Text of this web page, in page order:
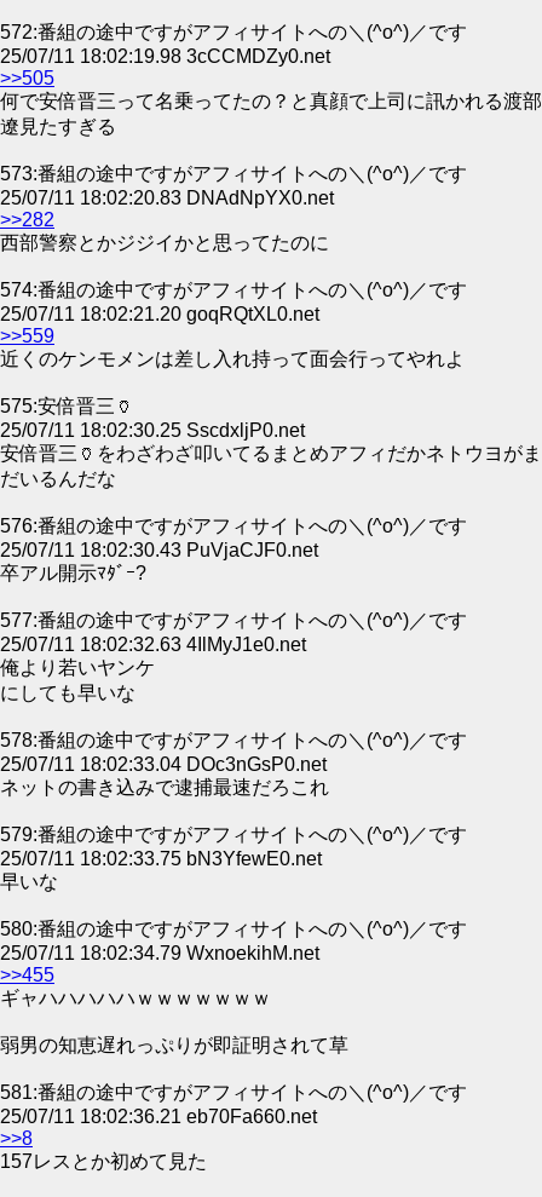
572:番組の途中ですがアフィサイトへの＼(^o^)／です
25/07/11 18:02:19.98 3cCCMDZy0.net
>>505
何で安倍晋三って名乗ってたの？と真顔で上司に訊かれる渡部
遼見たすぎる
573:番組の途中ですがアフィサイトへの＼(^o^)／です
25/07/11 18:02:20.83 DNAdNpYX0.net
>>282
西部警察とかジジイかと思ってたのに
574:番組の途中ですがアフィサイトへの＼(^o^)／です
25/07/11 18:02:21.20 goqRQtXL0.net
>>559
近くのケンモメンは差し入れ持って面会行ってやれよ
575:安倍晋三🏺
25/07/11 18:02:30.25 SscdxljP0.net
安倍晋三🏺をわざわざ叩いてるまとめアフィだかネトウヨがま
だいるんだな
576:番組の途中ですがアフィサイトへの＼(^o^)／です
25/07/11 18:02:30.43 PuVjaCJF0.net
卒アル開示ﾏﾀﾞｰ?
577:番組の途中ですがアフィサイトへの＼(^o^)／です
25/07/11 18:02:32.63 4IlMyJ1e0.net
俺より若いヤンケ
にしても早いな
578:番組の途中ですがアフィサイトへの＼(^o^)／です
25/07/11 18:02:33.04 DOc3nGsP0.net
ネットの書き込みで逮捕最速だろこれ
579:番組の途中ですがアフィサイトへの＼(^o^)／です
25/07/11 18:02:33.75 bN3YfewE0.net
早いな
580:番組の途中ですがアフィサイトへの＼(^o^)／です
25/07/11 18:02:34.79 WxnoekihM.net
>>455
ギャハハハハハｗｗｗｗｗｗｗ
弱男の知恵遅れっぷりが即証明されて草
581:番組の途中ですがアフィサイトへの＼(^o^)／です
25/07/11 18:02:36.21 eb70Fa660.net
>>8
157レスとか初めて見た